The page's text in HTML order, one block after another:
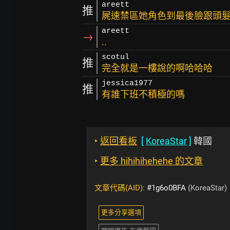
推 areett
屍速禁區她角色到最後臉跟頭
→ areett
..
推 scotul
完全就是一樓說的啊哈哈哈
推 jessica1977
有誰下班不積極的嗎
‣ 返回看板 [ KoreaStar] 韓國
‣ 更多 hihihihehehe 的文章
文章代碼(AID): #1g6o0BFA (KoreaStar)
更多分享選項